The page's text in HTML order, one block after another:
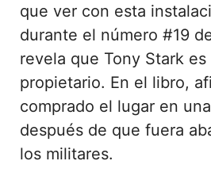
que ver con esta
durante el número #19
revela que Tony Stark
propietario. En el libro,
comprado el lugar en
después de que fuera
los militares.